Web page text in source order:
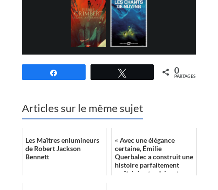
0
PARTAGES
Articles sur le même sujet
Les Maîtres enlumineurs
de Robert Jackson
Bennett
« Avec une élégance
certaine, Émilie
Querbalec a construit une
histoire parfaitement
maîtrisée et cohérente